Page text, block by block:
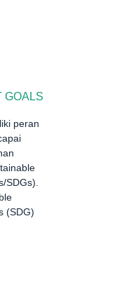
GOALS
peran
SDGs).
(SDG)